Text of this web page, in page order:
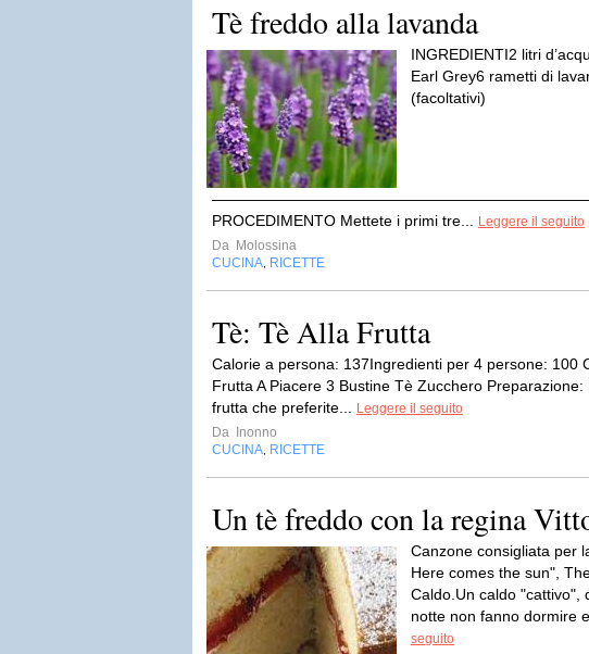
Tè freddo alla lavanda
INGREDIENTI2 litri
Earl Grey6 rametti di
(facoltativi)
PROCEDIMENTO Mettete i primi tre...
Leggere il seguito
Da Molossina
CUCINA RICETTE
Tè: Tè Alla Frutta
Calorie a persona: 137Ingredienti per 4 persone: 100
Frutta A Piacere 3 Bustine Tè Zucchero Preparazione:
frutta che preferite...
Leggere il seguito
Da
Inonno
CUCINA RICETTE
Un tè freddo con la regina
Canzone consigliata per
Here comes the sun",
Caldo.Un caldo "cattivo",
notte non fanno dormire
seguito